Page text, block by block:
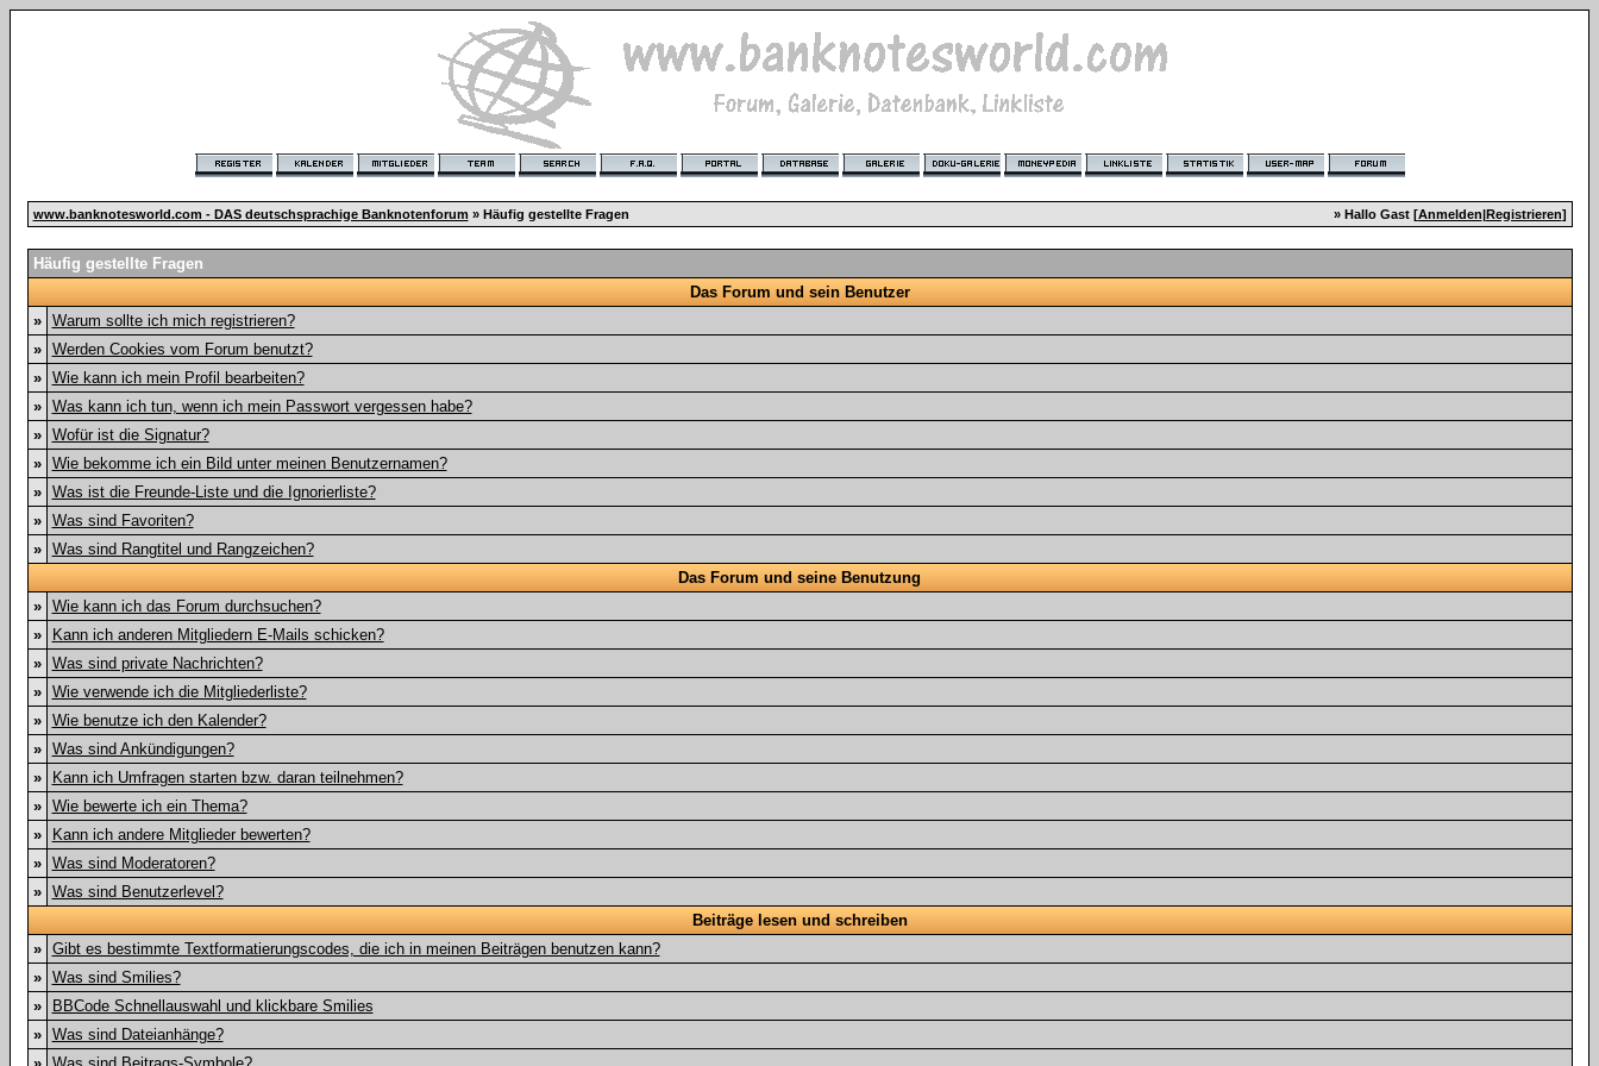
www.banknotesworld.com - DAS deutschsprachige Banknotenforum » Häufig gestellte Fragen » Hallo Gast [Anmelden|Registrieren]
Häufig gestellte Fragen
Das Forum und sein Benutzer
»
Warum sollte ich mich registrieren?
»
Werden Cookies vom Forum benutzt?
»
Wie kann ich mein Profil bearbeiten?
»
Was kann ich tun, wenn ich mein Passwort vergessen habe?
»
Wofür ist die Signatur?
»
Wie bekomme ich ein Bild unter meinen Benutzernamen?
»
Was ist die Freunde-Liste und die Ignorierliste?
»
Was sind Favoriten?
»
Was sind Rangtitel und Rangzeichen?
Das Forum und seine Benutzung
»
Wie kann ich das Forum durchsuchen?
»
Kann ich anderen Mitgliedern E-Mails schicken?
»
Was sind private Nachrichten?
»
Wie verwende ich die Mitgliederliste?
»
Wie benutze ich den Kalender?
»
Was sind Ankündigungen?
»
Kann ich Umfragen starten bzw. daran teilnehmen?
»
Wie bewerte ich ein Thema?
»
Kann ich andere Mitglieder bewerten?
»
Was sind Moderatoren?
»
Was sind Benutzerlevel?
Beiträge lesen und schreiben
»
Gibt es bestimmte Textformatierungscodes, die ich in meinen Beiträgen benutzen kann?
»
Was sind Smilies?
»
BBCode Schnellauswahl und klickbare Smilies
»
Was sind Dateianhänge?